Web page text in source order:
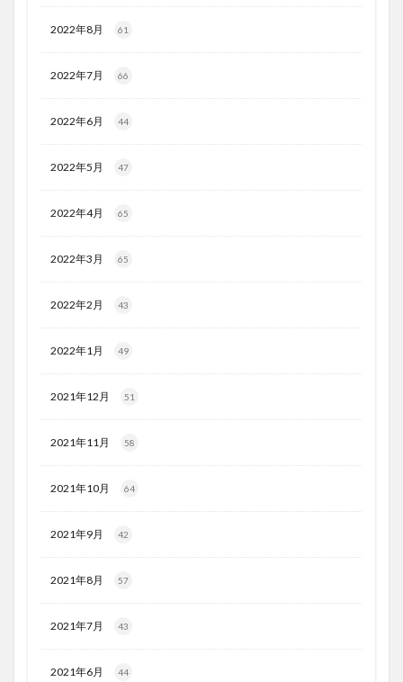
2022年8月 61
2022年7月 66
2022年6月 44
2022年5月 47
2022年4月 65
2022年3月 65
2022年2月 43
2022年1月 49
2021年12月 51
2021年11月 58
2021年10月 64
2021年9月 42
2021年8月 57
2021年7月 43
2021年6月 44